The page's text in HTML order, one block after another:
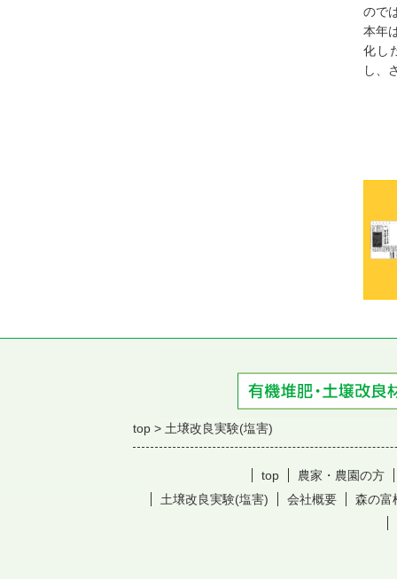
ので
本年
化し
し、
top 土壌改良実験(塩害)
top
農家・農園の方
土壌改良実験(塩害)
会社概要 森の富